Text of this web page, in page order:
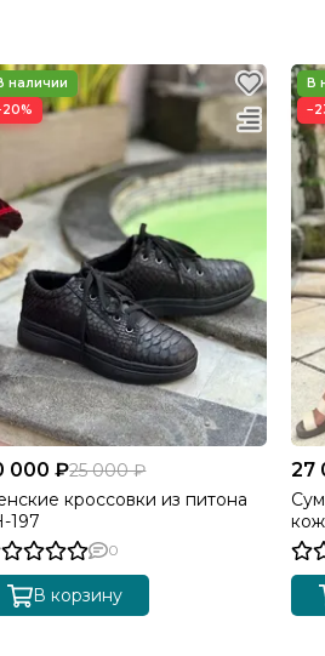
000 ₽25 000 ₽
кроссовки из питона
197
0
В корзину
27